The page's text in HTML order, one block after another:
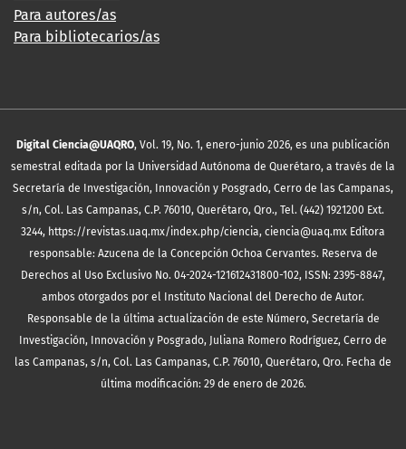
Para autores/as
Para bibliotecarios/as
Digital Ciencia@UAQRO, Vol. 19, No. 1, enero-junio 2026, es una publicación
semestral editada por la Universidad Autónoma de Querétaro, a través de la
Secretaría de Investigación, Innovación y Posgrado, Cerro de las Campanas,
s/n, Col. Las Campanas, C.P. 76010, Querétaro, Qro., Tel. (442) 1921200 Ext.
3244, https://revistas.uaq.mx/index.php/ciencia, ciencia@uaq.mx Editora
responsable: Azucena de la Concepción Ochoa Cervantes. Reserva de
Derechos al Uso Exclusivo No. 04-2024-121612431800-102, ISSN: 2395-8847,
ambos otorgados por el Instituto Nacional del Derecho de Autor.
Responsable de la última actualización de este Número, Secretaría de
Investigación, Innovación y Posgrado, Juliana Romero Rodríguez, Cerro de
las Campanas, s/n, Col. Las Campanas, C.P. 76010, Querétaro, Qro. Fecha de
última modificación: 29 de enero de 2026.